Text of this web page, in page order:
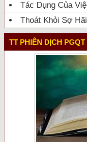
Tác Dụng Của
Thoát Khỏi Sợ Hãi
TT PHIÊN DỊCH